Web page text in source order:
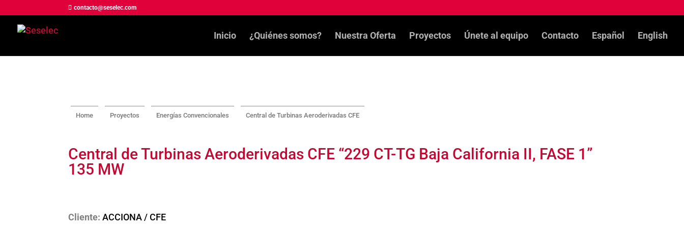
contacto@seselec.com
Inicio ¿Quiénes somos? Nuestra Oferta Proyectos Únete al equipo Contacto Español English
Home Proyectos Energías Convencionales Central de Turbinas Aeroderivadas CFE
Central de Turbinas Aeroderivadas CFE “229 CT-TG Baja California II, FASE 1”
135 MW
Cliente: ACCIONA / CFE